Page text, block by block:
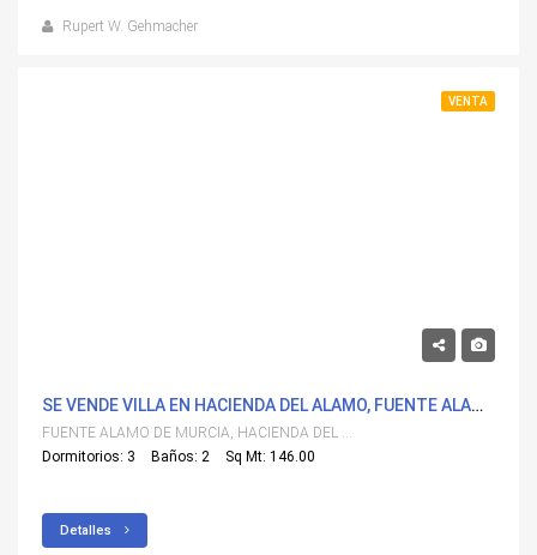
Rupert W. Gehmacher
VENTA
SE VENDE VILLA EN HACIENDA DEL ALAMO, FUENTE ALAMO DE MURCIA
FUENTE ALAMO DE MURCIA, HACIENDA DEL ALAMO
Dormitorios: 3
Baños: 2 Sq Mt: 146.00
Detalles